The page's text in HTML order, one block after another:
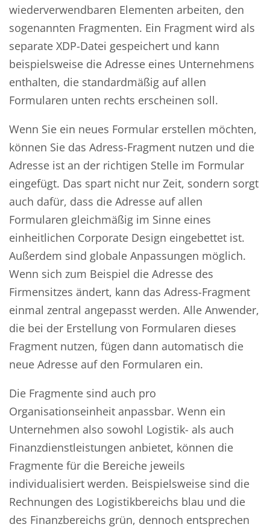
wiederverwendbaren Elementen arbeiten, den
sogenannten Fragmenten. Ein Fragment wird als
separate XDP-Datei gespeichert und kann
beispielsweise die Adresse eines Unternehmens
enthalten, die standardmäßig auf allen
Formularen unten rechts erscheinen soll.
Wenn Sie ein neues Formular erstellen möchten,
können Sie das Adress-Fragment nutzen und die
Adresse ist an der richtigen Stelle im Formular
eingefügt. Das spart nicht nur Zeit, sondern sorgt
auch dafür, dass die Adresse auf allen
Formularen gleichmäßig im Sinne eines
einheitlichen Corporate Design eingebettet ist.
Außerdem sind globale Anpassungen möglich.
Wenn sich zum Beispiel die Adresse des
Firmensitzes ändert, kann das Adress-Fragment
einmal zentral angepasst werden. Alle Anwender,
die bei der Erstellung von Formularen dieses
Fragment nutzen, fügen dann automatisch die
neue Adresse auf den Formularen ein.
Die Fragmente sind auch pro
Organisationseinheit anpassbar. Wenn ein
Unternehmen also sowohl Logistik- als auch
Finanzdienstleistungen anbietet, können die
Fragmente für die Bereiche jeweils
individualisiert werden. Beispielsweise sind die
Rechnungen des Logistikbereichs blau und die
des Finanzbereichs grün, dennoch entsprechen